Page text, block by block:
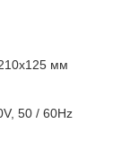
мм
50 / 60Hz